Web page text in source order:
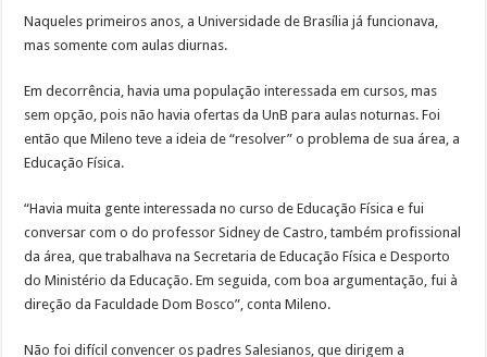
Naqueles primeiros anos, a Universidade de Brasília já funcionava,
mas somente com aulas diurnas.
Em decorrência, havia uma população interessada em cursos, mas
sem opção, pois não havia ofertas da UnB para aulas noturnas. Foi
então que Mileno teve a ideia de “resolver” o problema de sua área, a
Educação Física.
“Havia muita gente interessada no curso de Educação Física e fui
conversar com o do professor Sidney de Castro, também profissional
da área, que trabalhava na Secretaria de Educação Física e Desporto
do Ministério da Educação. Em seguida, com boa argumentação, fui à
direção da Faculdade Dom Bosco”, conta Mileno.
Não foi difícil convencer os padres Salesianos, que dirigem a